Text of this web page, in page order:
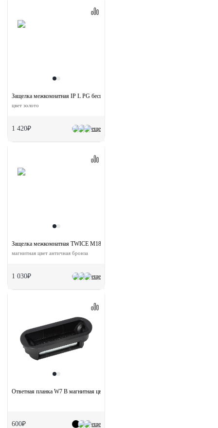
еще
Защелка межкомнатная IP L PG бесшумная под цилиндр
цвет золото
1 420₽
еще
Защелка межкомнатная TWICE M1885 AB с ответной планкой
магнитная цвет античная бронза
1 030₽
еще
Ответная планка W7 B магнитная цвет черный
600₽